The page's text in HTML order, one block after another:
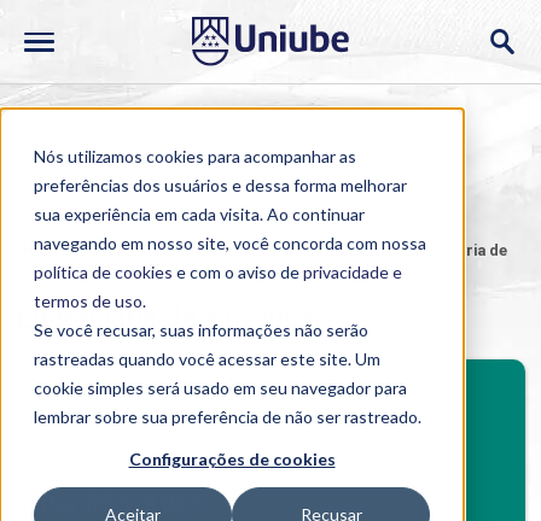
Nós utilizamos cookies para acompanhar as
preferências dos usuários e dessa forma melhorar
sua experiência em cada visita. Ao continuar
navegando em nosso site, você concorda com nossa
política de cookies e com o aviso deprivacidade e
termos de uso.
Se você recusar, suas informações não serão
rastreadas quando você acessar este site. Um
cookie simples será usado em seu navegador para
lembrar sobre sua preferência de não ser rastreado.
Configurações de cookies
Aceitar Recusar
Home > Cursos > Semipresencial > Graduação >Engenharia de
Produção
Engenharia de Produção
Investimento mensal
De R$1.020,06
Por R$379,00*.
BENEFÍCIOS
Benefícios Graduação